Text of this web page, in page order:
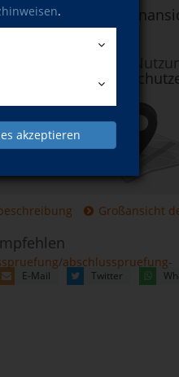
.
akzeptieren
klicken, um
Informationen zur
Großansicht
E-Mail Twitter
abschlusspruefung-